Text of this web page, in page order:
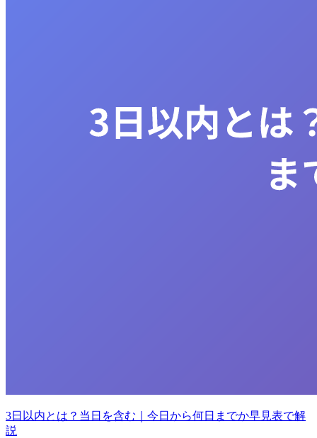
3日以内とは？当日を含む｜今日から何日までか早見表で解
説